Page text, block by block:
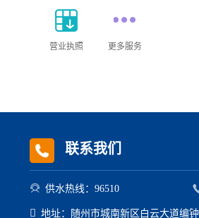
营业执照 更多服务
联系我们
 供水热线：96510 
 地址：随州市城南新区白云大道编